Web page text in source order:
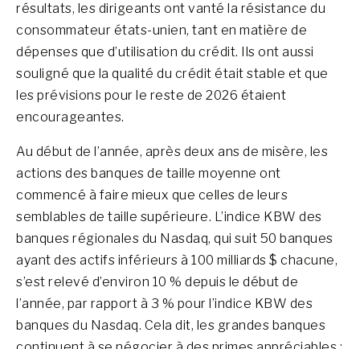
résultats, les dirigeants ont vanté la résistance du
consommateur états-unien, tant en matière de
dépenses que d’utilisation du crédit. Ils ont aussi
souligné que la qualité du crédit était stable et que
les prévisions pour le reste de 2026 étaient
encourageantes.
Au début de l’année, après deux ans de misère, les
actions des banques de taille moyenne ont
commencé à faire mieux que celles de leurs
semblables de taille supérieure. L’indice KBW des
banques régionales du Nasdaq, qui suit 50 banques
ayant des actifs inférieurs à 100 milliards $ chacune,
s’est relevé d’environ 10 % depuis le début de
l’année, par rapport à 3 % pour l’indice KBW des
banques du Nasdaq. Cela dit, les grandes banques